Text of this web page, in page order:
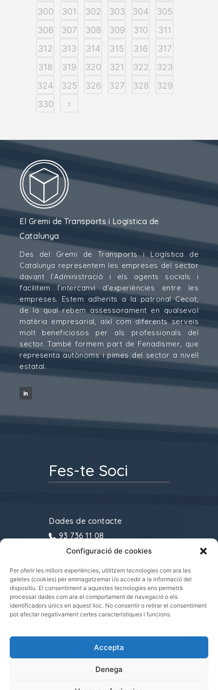
Configuració de cookies
Per oferir les millors experiències, utilitzem tecnologies com ara les
galetes (cookies) per emmagatzemar i/o accedir a la informació del
dispositiu. El consentiment a aquestes tecnologies ens permetrà
processar dades com ara el comportament de navegació o els
identificadors únics en aquest lloc. No consentir o retirar el consentiment
pot afectar negativament certes característiques i funcions.
Accepta
Denega
300
301 302 303 304
305
306
307 308 309 310
311
312
313 314 315 316
317
318
319 320 321 322
323
324
325 326 327 328
329
330
El Gremi de Transports i Logística de
Catalunya
Des del Gremi de Transports i Logística de
Catalunya representem les empreses del sector
davant l’Administració i els agents socials i
facilitem l’intercanvi d’experiències entre les
empreses. Estem adherits a la patronal Cecot,
de la qual rebem assessorament en qualsevol
matèria empresarial, així com diferents serveis
molt beneficiosos per als professionals del
sector. També formem part de Fenadismer, que
representa autònoms i pimes del sector a nivell
estatal.
Fes-te Soci
Dades de contacte
93 736 11 08
gremitransports@cecot.org
C/ Sant Pau, 6. 08221
Terrassa
Gremi de Transports i Logística de Catalunya
2021.
Tots els drets reservats